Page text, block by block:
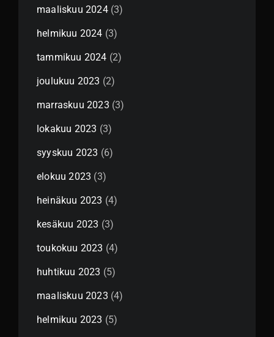
maaliskuu 2024(3)
helmikuu 2024 (3)
tammikuu 2024 (2)
joulukuu 2023 (2)
marraskuu 2023 (3)
lokakuu 2023 (3)
syyskuu 2023 (6)
elokuu 2023 (3)
heinäkuu 2023 (4)
kesäkuu 2023 (3)
toukokuu 2023 (4)
huhtikuu 2023 (5)
maaliskuu 2023 (4)
helmikuu 2023 (5)